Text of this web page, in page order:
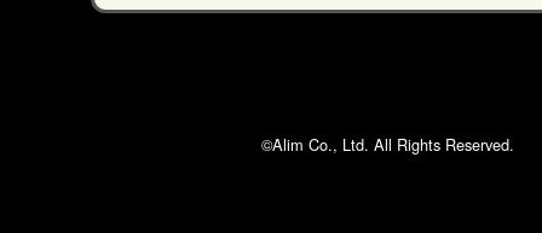
©Alim Co., Ltd. All Rights Reserved.